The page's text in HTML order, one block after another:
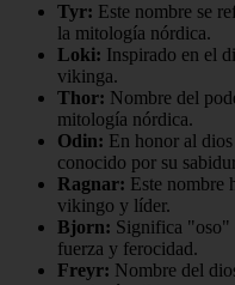
Tyr: Este nombre se
la mitología nórdica.
Loki: Inspirado en el
vikinga.
Thor: Nombre del
mitología nórdica.
Odin: En honor al
conocido por su
Ragnar: Este nombre
vikingo y líder.
Bjorn: Significa "oso"
fuerza y ferocidad.
Freyr: Nombre del